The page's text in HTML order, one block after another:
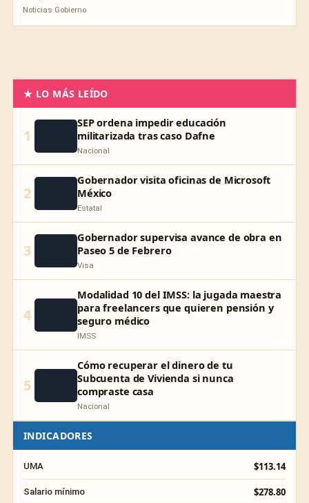
Noticias Gobierno
★ LO MÁS LEÍDO
1
SEP ordena impedir educación
militarizada tras caso Dafne
Nacional
2
Gobernador visita oficinas de Microsoft
México
Estatal
3
Gobernador supervisa avance de obra en
Paseo 5 de Febrero
Visa
4
Modalidad 10 del IMSS: la jugada maestra
para freelancers que quieren pensión y
seguro médico
IMSS
5
Cómo recuperar el dinero de tu
Subcuenta de Vivienda si nunca
compraste casa
Nacional
INDICADORES
UMA $113.14
Salario mínimo $278.80